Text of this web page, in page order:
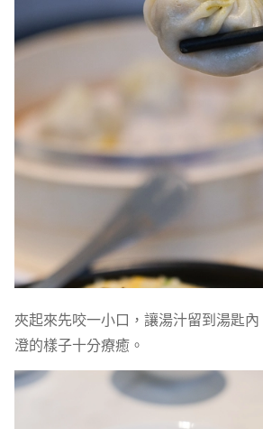
夾起來先咬一小口，讓湯汁留到湯匙
澄的樣子十分療癒。